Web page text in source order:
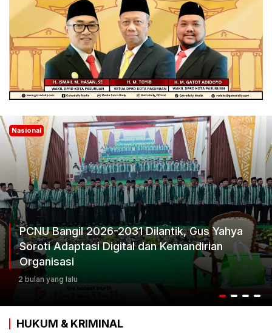
Nasional
PCNU Bangil 2026-2031 Dilantik, Gus Yahya
Soroti Adaptasi Digital dan Kemandirian
Organisasi
2 bulan yang lalu
HUKUM & KRIMINAL